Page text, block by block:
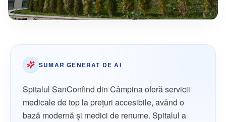
SUMAR GENERAT DE AI
Spitalul SanConfind din Câmpina oferă servicii
medicale de top la prețuri accesibile, având o
bază modernă și medici de renume. Spitalul a